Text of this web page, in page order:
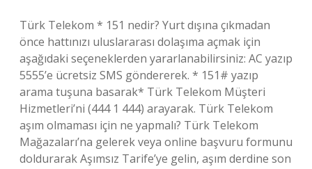
Türk Telekom * 151 nedir? Yurt dışına çıkmadan
önce hattınızı uluslararası dolaşıma açmak için
aşağıdaki seçeneklerden yararlanabilirsiniz: AC yazıp
5555’e ücretsiz SMS göndererek. * 151# yazıp
arama tuşuna basarak* Türk Telekom Müşteri
Hizmetleri’ni (444 1 444) arayarak. Türk Telekom
aşım olmaması için ne yapmalı? Türk Telekom
Mağazaları’na gelerek veya online başvuru formunu
doldurarak Aşımsız Tarife’ye gelin, aşım derdine son